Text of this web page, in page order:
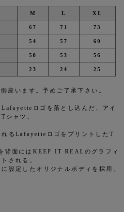
M L XL
67 71 73
54 57 60
50 53 56
23 24 25
座います。予めご了承下さい。
ロゴを落とし込んだ、アイ
シャツ。
るLafayetteロゴをプリントしたT
背面にはKEEP IT REALのグラフィ
される。
設定したオリジナルボディを採用。